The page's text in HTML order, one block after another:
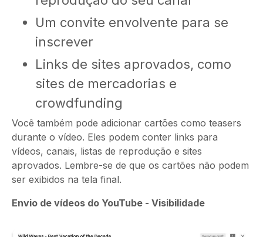
Um convite envolvente para se
inscrever
Links de sites aprovados, como
sites de mercadorias e
crowdfunding
Você também pode adicionar cartões como teasers
durante o vídeo. Eles podem conter links para
vídeos, canais, listas de reprodução e sites
aprovados. Lembre-se de que os cartões não podem
ser exibidos na tela final.
Envio de vídeos do YouTube - Visibilidade